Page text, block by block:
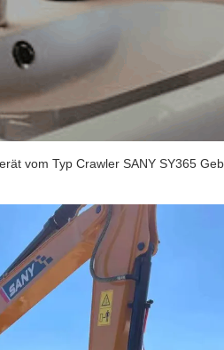
vom Typ Crawler SANY SY365